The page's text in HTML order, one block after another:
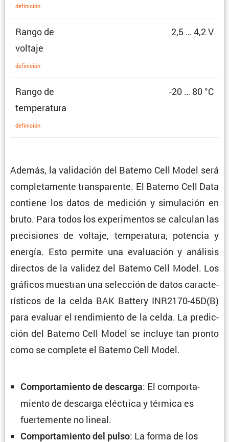
defini­ción
Rango de
voltaje
defini­ción
2,5 … 4,2 V
Rango de
temperatura
defini­ción
-20 … 80 °C
Además, la valida­ción del Batemo Cell Model será
comple­ta­mente trans­pa­rente. El Batemo Cell Data
contiene los datos de medición y simula­ción en
bruto. Para todos los experi­mentos se calculan las
preci­siones de voltaje, tempe­ra­tura, potencia y
energía. Esto permite una evalua­ción y análisis
directos de la validez del Batemo Cell Model. Los
gráficos muestran una selec­ción de datos carac­te­
rís­ticos de la celda BAK Battery INR2170-45D(B)
para evaluar el rendi­miento de la celda. La predic­
ción del Batemo Cell Model se incluye tan pronto
como se complete el Batemo Cell Model.
Compor­ta­miento de descarga: El compor­ta­
miento de descarga eléctrica y térmica es
fuerte­mente no lineal.
Compor­ta­miento del pulso: La forma de los